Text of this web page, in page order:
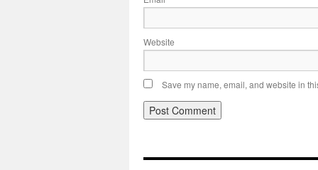
Website
Save my name, email, and website in